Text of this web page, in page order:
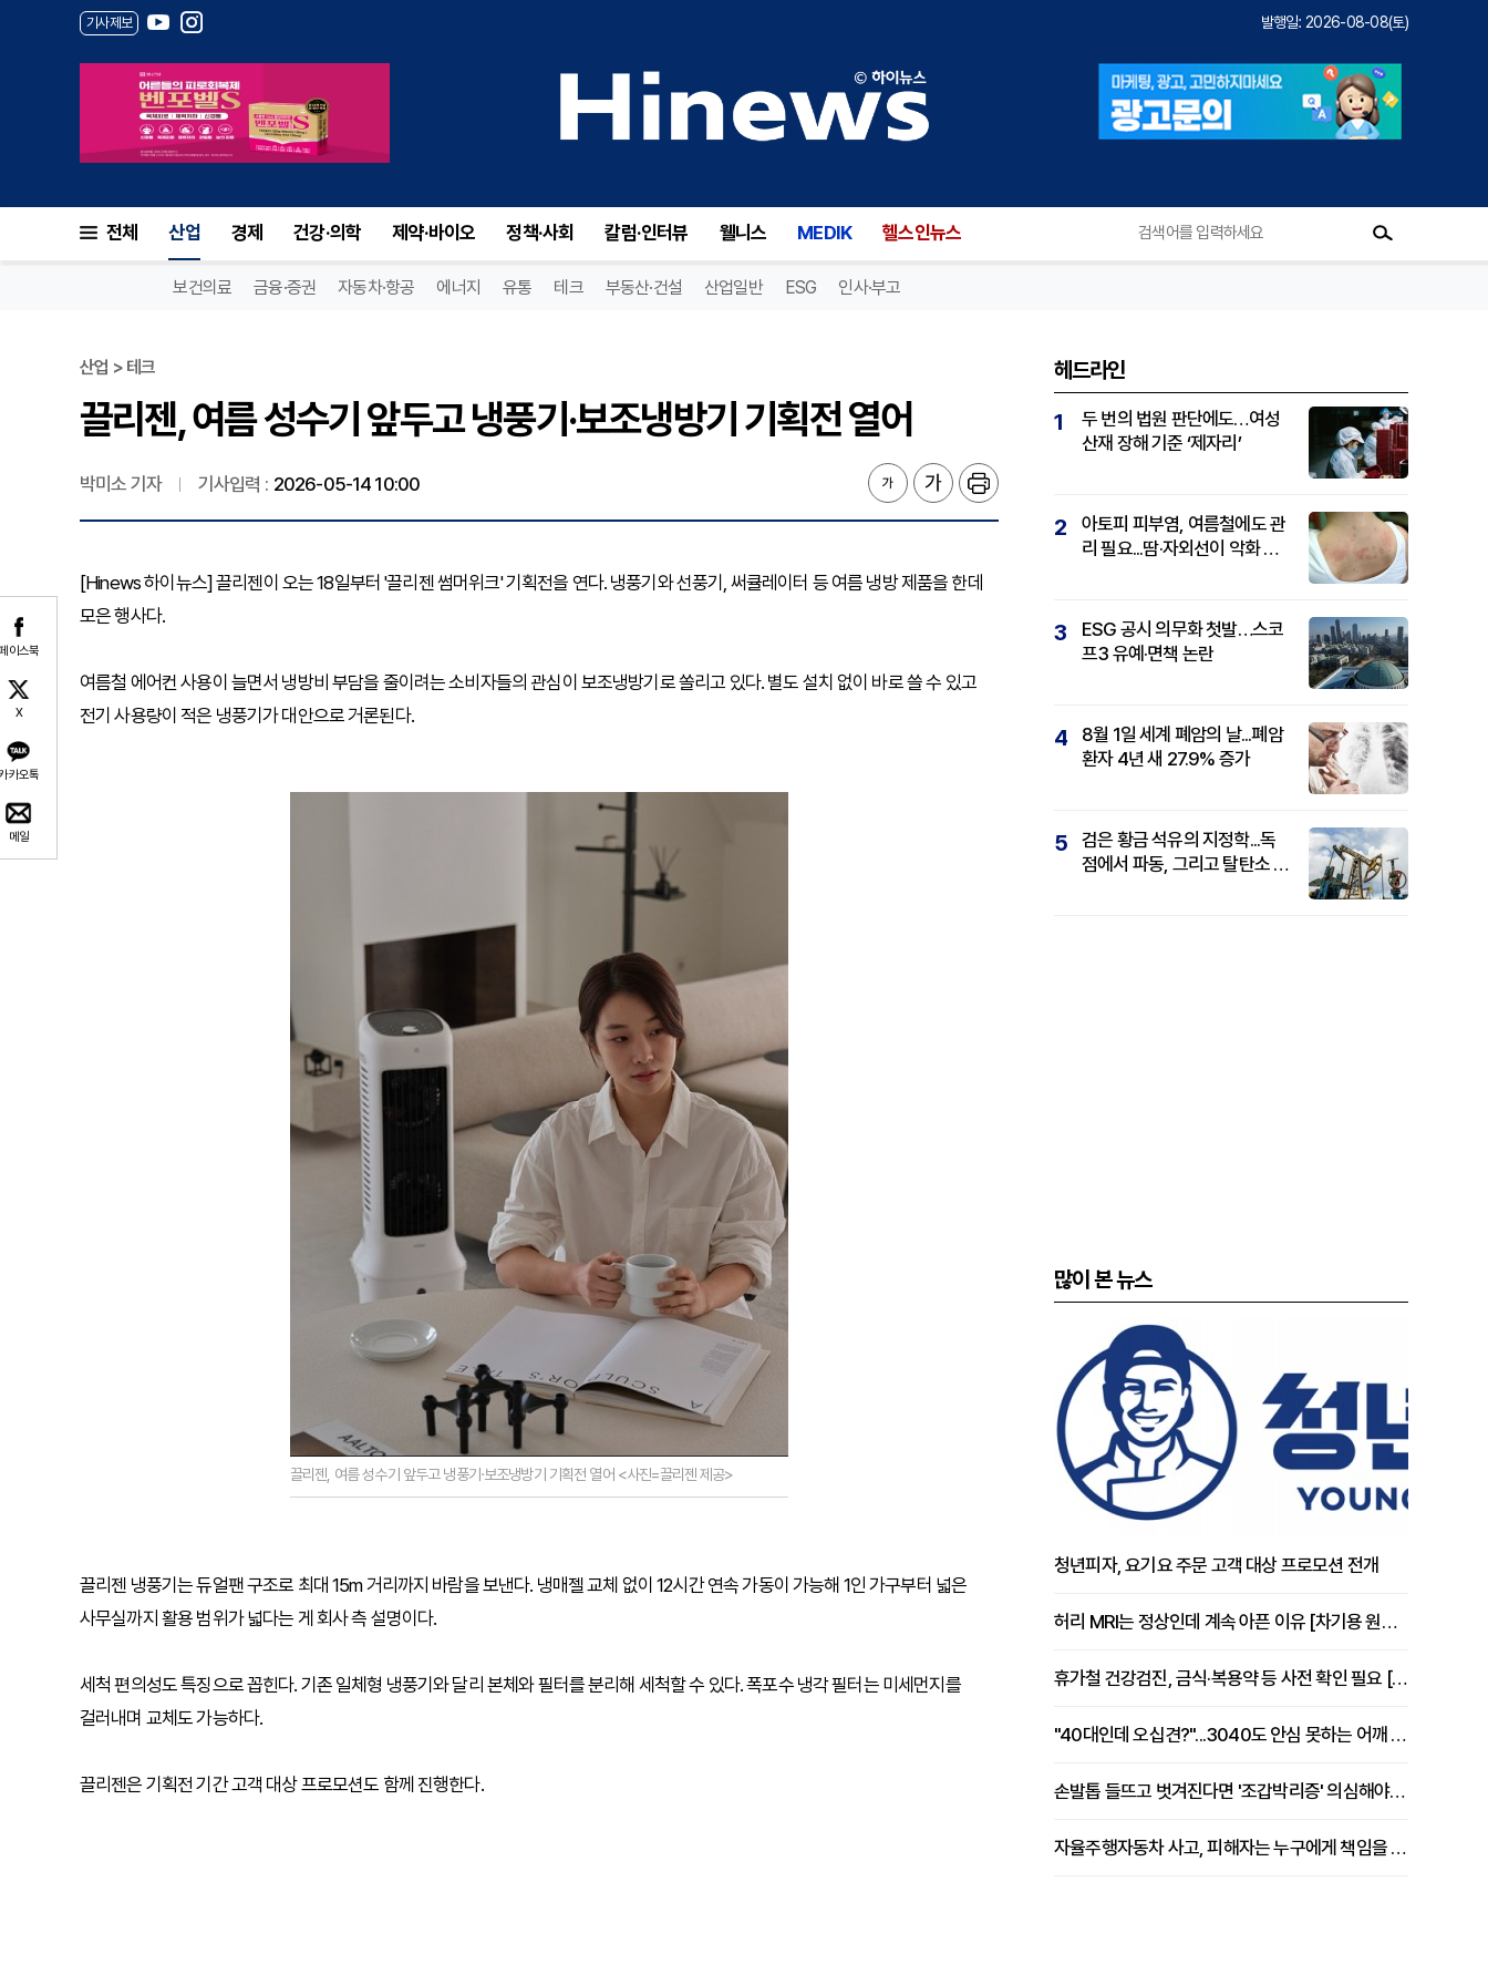
기사제보 발행일: 2026-08-08(토)
전체 산업 경제 건강·의학 제약·바이오 정책·사회 칼럼·인터뷰 웰니스 MEDIK 헬스인뉴스
보건의료 금융·증권 자동차·항공 에너지 유통 테크 부동산·건설 산업일반 ESG 인사·부고
이스북
X
카오톡
메일
산업 > 테크
끌리젠, 여름 성수기 앞두고 냉풍기·보조냉방기 기획전 열어
박미소 기자 기사입력 : 2026-05-14 10:00
[Hinews 하이뉴스] 끌리젠이 오는 18일부터 '끌리젠 썸머위크' 기획전을 연다. 냉풍기와 선풍기, 써큘레이터 등 여름 냉방 제품을 한데
모은 행사다.
여름철 에어컨 사용이 늘면서 냉방비 부담을 줄이려는 소비자들의 관심이 보조냉방기로 쏠리고 있다. 별도 설치 없이 바로 쓸 수 있고
전기 사용량이 적은 냉풍기가 대안으로 거론된다.
끌리젠, 여름 성수기 앞두고 냉풍기·보조냉방기 기획전 열어 <사진=끌리젠 제공>
끌리젠 냉풍기는 듀얼팬 구조로 최대 15m 거리까지 바람을 보낸다. 냉매젤 교체 없이 12시간 연속 가동이 가능해 1인 가구부터 넓은
사무실까지 활용 범위가 넓다는 게 회사 측 설명이다.
세척 편의성도 특징으로 꼽힌다. 기존 일체형 냉풍기와 달리 본체와 필터를 분리해 세척할 수 있다. 폭포수 냉각 필터는 미세먼지를
걸러내며 교체도 가능하다.
끌리젠은 기획전 기간 고객 대상 프로모션도 함께 진행한다.
헤드라인
1
두 번의 법원 판단에도…여성
산재 장해 기준 ‘제자리’
2
아토피 피부염, 여름철에도 관
리 필요...땀·자외선이 악화 요
3
ESG 공시 의무화 첫발…스코
프3 유예·면책 논란
4
8월 1일 세계 폐암의 날...폐암
환자 4년 새 27.9% 증가
5
검은 황금 석유의 지정학...독
점에서 파동, 그리고 탈탄소 패
많이 본 뉴스
청년피자, 요기요 주문 고객 대상 프로모션 전개
허리 MRI는 정상인데 계속 아픈 이유 [차기용 원장 칼럼]
휴가철 건강검진, 금식·복용약 등 사전 확인 필요 [정도감 원장 칼럼]
"40대인데 오십견?"...3040도 안심 못하는 어깨 유착성 관절낭염
손발톱 들뜨고 벗겨진다면 '조갑박리증' 의심해야 [김철윤 원장 칼럼]
자율주행자동차 사고, 피해자는 누구에게 책임을 물을 수 있을까